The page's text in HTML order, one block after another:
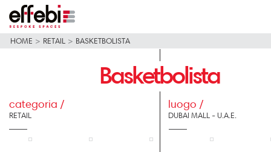
HOME > RETAIL > BASKETBOLISTA
Basketbolista
categoria /
RETAIL
luogo /
DUBAI MALL - U.A.E.